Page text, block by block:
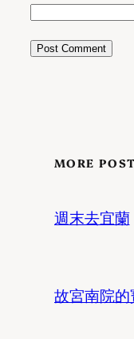
MORE
週末去宜蘭
故宮南院的